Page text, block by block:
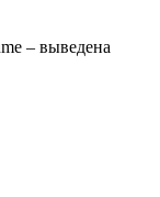
– выведена